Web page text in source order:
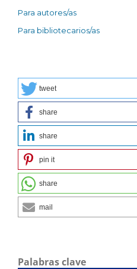
Para autores/as
Para bibliotecarios/as
tweet
share
share
pin it
share
mail
Palabras clave